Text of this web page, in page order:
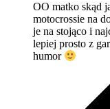
OO matko skąd
motocrossie na
je na stojąco i
lepiej prosto z
humor